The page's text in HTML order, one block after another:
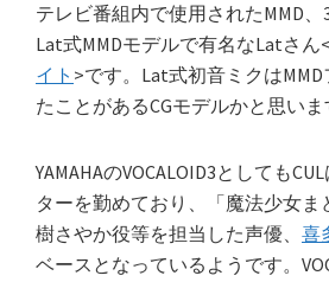
テレビ番組内で使用されたMMD、
Lat式MMDモデルで有名なLatさん<
イト >です。Lat式初音ミクは
たことがあるCGモデルかと思いま
YAMAHAのVOCALOID3としても
ターを勤めており、「魔法少女
樹さやか役等を担当した声優、 喜
ベースとなっているようです。